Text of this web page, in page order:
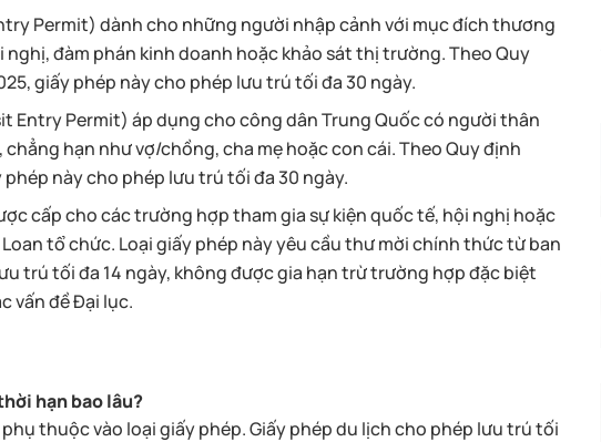
Permit) dành cho những người nhập cảnh với mục đích thương
nghị, đàm phán kinh doanh hoặc khảo sát thị trường. Theo Quy
giấy phép này cho phép lưu trú tối đa 30 ngày.
Entry Permit) áp dụng cho công dân Trung Quốc có người thân
hạn như vợ/chồng, cha mẹ hoặc con cái. Theo Quy định
này cho phép lưu trú tối đa 30 ngày.
cấp cho các trường hợp tham gia sự kiện quốc tế, hội nghị hoặc
tổ chức. Loại giấy phép này yêu cầu thư mời chính thức từ ban
trú tối đa 14 ngày, không được gia hạn trừ trường hợp đặc biệt
vấn đề Đại lục.
hạn bao lâu?
thuộc vào loại giấy phép. Giấy phép du lịch cho phép lưu trú tối